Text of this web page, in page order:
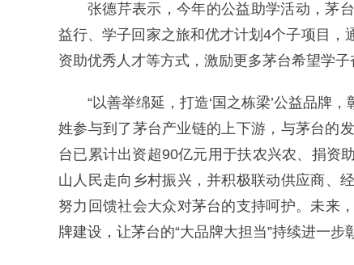
张德芹表示，今年的公益助学活动，茅
益行、学子回家之旅和优才计划4个子项目
资助优秀人才等方式，激励更多茅台希望学子
“以善举绵延，打造‘国之栋梁’公益品牌
姓参与到了茅台产业链的上下游，与茅台的
台已累计出资超90亿元用于扶农兴农、捐资
山人民走向乡村振兴，并积极联动供应商、
努力回馈社会大众对茅台的支持呵护。未来
牌建设，让茅台的“大品牌大担当”持续进一步